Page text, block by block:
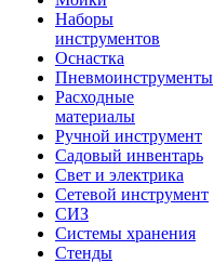
Наборы
инструментов
Оснастка
Пневмоинструменты
Расходные
материалы
Ручной инструмент
Садовый инвентарь
Свет и электрика
Сетевой инструмент
СИЗ
Системы хранения
Стенды